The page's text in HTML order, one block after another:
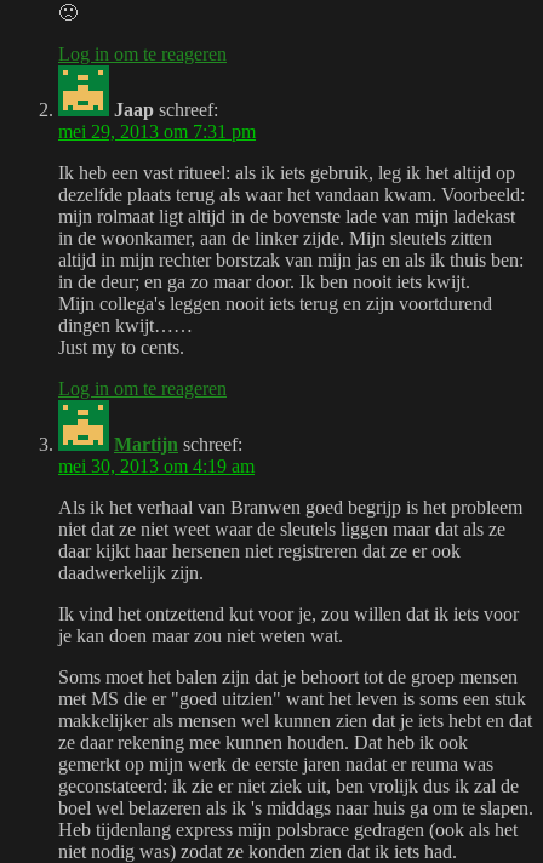
🙁
Log in om te reageren
Jaap schreef:
mei 29, 2013 om 7:31 pm
Ik heb een vast ritueel: als ik iets gebruik, leg ik het altijd op
dezelfde plaats terug als waar het vandaan kwam. Voorbeeld:
mijn rolmaat ligt altijd in de bovenste lade van mijn ladekast
in de woonkamer, aan de linker zijde. Mijn sleutels zitten
altijd in mijn rechter borstzak van mijn jas en als ik thuis ben:
in de deur; en ga zo maar door. Ik ben nooit iets kwijt.
Mijn collega's leggen nooit iets terug en zijn voortdurend
dingen kwijt……
Just my to cents.
Log in om te reageren
Martijn schreef:
mei 30, 2013 om 4:19 am
Als ik het verhaal van Branwen goed begrijp is het probleem
niet dat ze niet weet waar de sleutels liggen maar dat als ze
daar kijkt haar hersenen niet registreren dat ze er ook
daadwerkelijk zijn.
Ik vind het ontzettend kut voor je, zou willen dat ik iets voor
je kan doen maar zou niet weten wat.
Soms moet het balen zijn dat je behoort tot de groep mensen
met MS die er "goed uitzien" want het leven is soms een stuk
makkelijker als mensen wel kunnen zien dat je iets hebt en dat
ze daar rekening mee kunnen houden. Dat heb ik ook
gemerkt op mijn werk de eerste jaren nadat er reuma was
geconstateerd: ik zie er niet ziek uit, ben vrolijk dus ik zal de
boel wel belazeren als ik 's middags naar huis ga om te slapen.
Heb tijdenlang express mijn polsbrace gedragen (ook als het
niet nodig was) zodat ze konden zien dat ik iets had.